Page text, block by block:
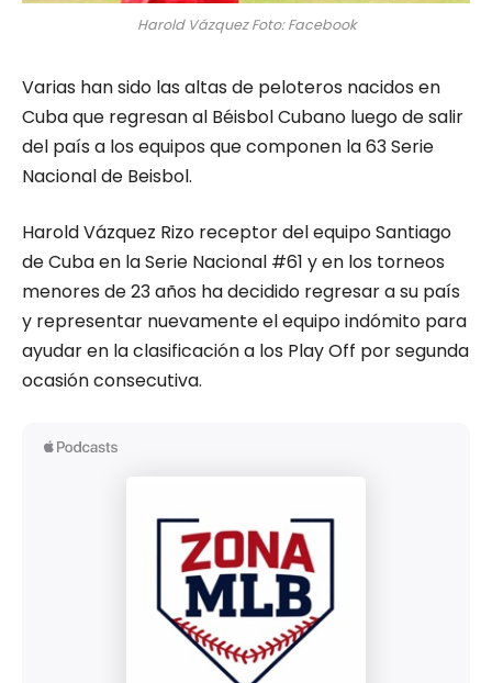
Harold Vázquez Foto: Facebook
Varias han sido las altas de peloteros nacidos en
Cuba que regresan al Béisbol Cubano luego de salir
del país a los equipos que componen la 63 Serie
Nacional de Beisbol.
Harold Vázquez Rizo receptor del equipo Santiago
de Cuba en la Serie Nacional #61 y en los torneos
menores de 23 años ha decidido regresar a su país
y representar nuevamente el equipo indómito para
ayudar en la clasificación a los Play Off por segunda
ocasión consecutiva.